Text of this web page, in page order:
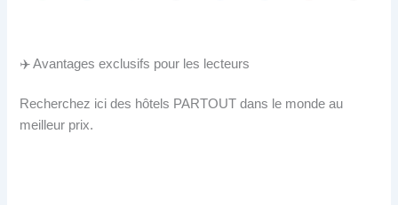
✈️ Avantages exclusifs pour les lecteurs
Recherchez ici des hôtels PARTOUT dans le monde au
meilleur prix.